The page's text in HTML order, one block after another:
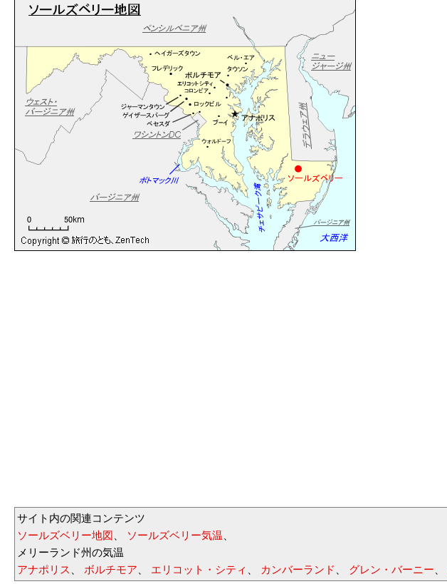
サイト内の関連コンテンツ
ソールズベリー地図
ソールズベリー気温
メリーランド州の気温
アナポリス
ボルチモア エリコット・シティ カンバーランド グレン・バーニー